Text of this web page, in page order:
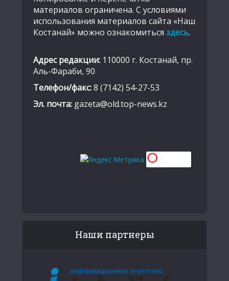
материалов ограничена. С условиями
использования материалов сайта «Наш
Костанай» можно ознакомиться здесь.
Адрес редакции: 110000 г. Костанай, пр.
Аль-Фараби, 90
Телефон/факс:8 (7142) 54-27-53
Эл. почта: gazeta@old.top-news.kz
Наши партнеры